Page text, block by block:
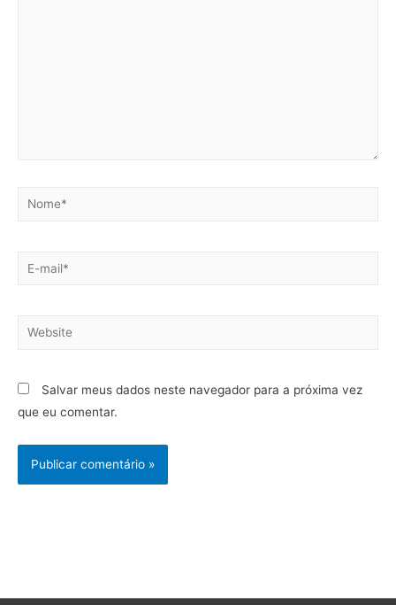
Salvar meus dados neste navegador para a próxima vez
que eu comentar.